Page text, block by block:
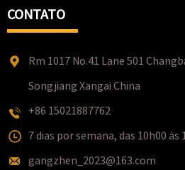
CONTATO
Rm 1017 No.41 Lane 501
Songjiang Xangai China
+86 15021887762
7 dias por semana, das 10h00 às
gangzhen_2023@163.com